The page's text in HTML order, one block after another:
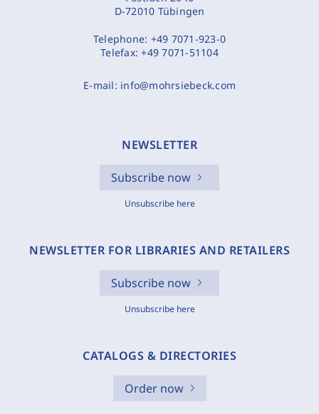
D-72010 Tübingen
Telephone: +49 7071-923-0
Telefax:+49 7071-51104
E-mail: info@mohrsiebeck.com
NEWSLETTER
Subscribe now
Unsubscribe here
NEWSLETTER FOR LIBRARIES AND RETAILERS
Subscribe now
Unsubscribe here
CATALOGS & DIRECTORIES
Order now